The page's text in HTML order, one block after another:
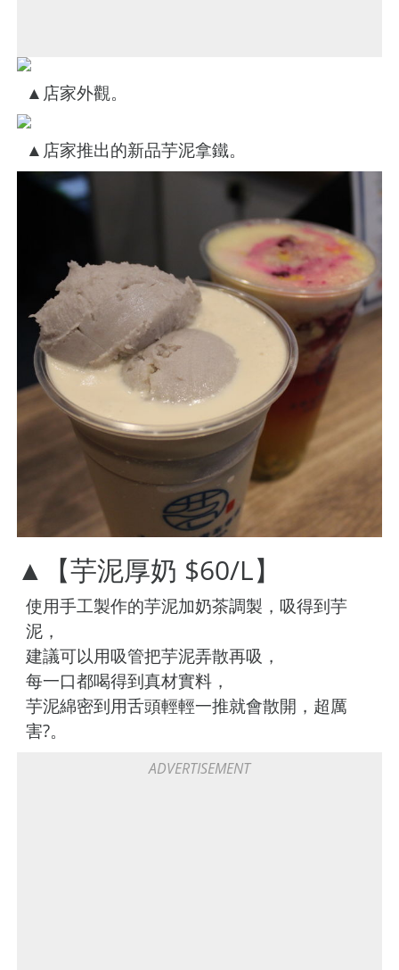
▲店家外觀。
▲店家推出的新品芋泥拿鐵。
▲【芋泥厚奶 $60/L】
使用手工製作的芋泥加奶茶調製，吸得到芋
泥，
建議可以用吸管把芋泥弄散再吸，
每一口都喝得到真材實料，
芋泥綿密到用舌頭輕輕一推就會散開，超厲
害?。